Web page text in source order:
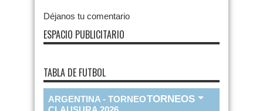
Déjanos tu comentario
ESPACIO PUBLICITARIO
TABLA DE FUTBOL